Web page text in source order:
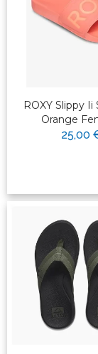
ROXY Slippy Ii
Orange
25,00